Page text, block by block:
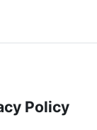
Policy